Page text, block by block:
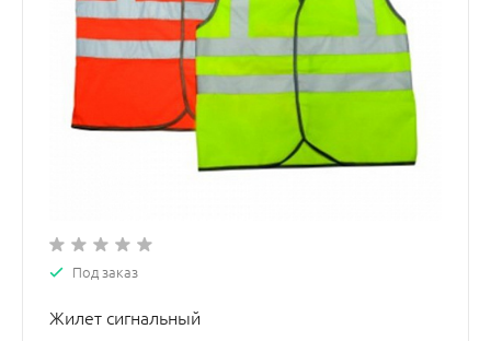
Под заказ
Жилет сигнальный